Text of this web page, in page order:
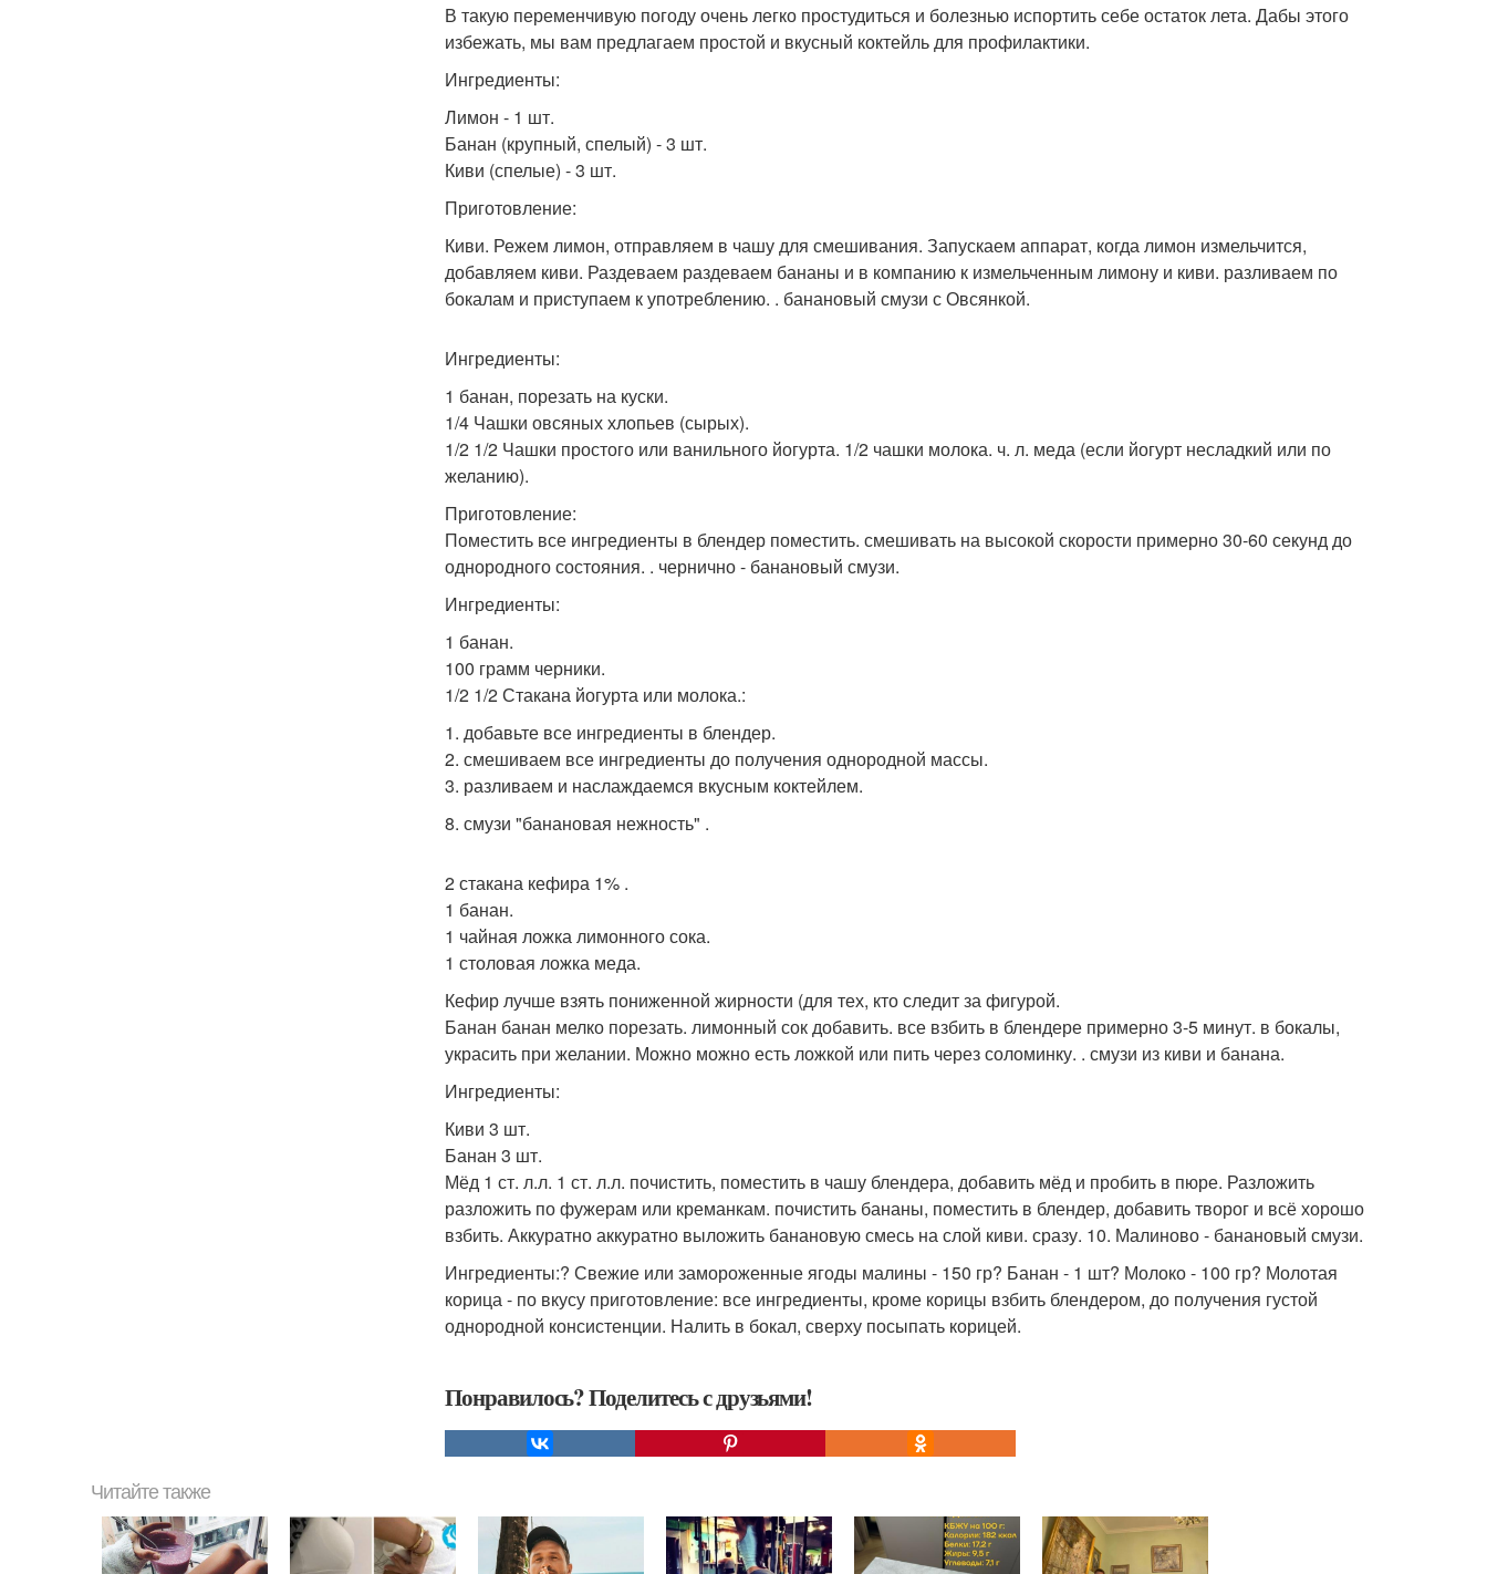
В такую переменчивую погоду очень легко простудиться и болезнью испортить себе остаток лета. Дабы этого
избежать, мы вам предлагаем простой и вкусный коктейль для профилактики.
Ингредиенты:
Лимон - 1 шт.
Банан (крупный, спелый) - 3 шт.
Киви (спелые) - 3 шт.
Приготовление:
Киви. Режем лимон, отправляем в чашу для смешивания. Запускаем аппарат, когда лимон измельчится,
добавляем киви. Раздеваем раздеваем бананы и в компанию к измельченным лимону и киви. разливаем по
бокалам и приступаем к употреблению. . банановый смузи с Овсянкой.
Ингредиенты:
1 банан, порезать на куски.
1/4 Чашки овсяных хлопьев (сырых).
1/2 1/2 Чашки простого или ванильного йогурта. 1/2 чашки молока. ч. л. меда (если йогурт несладкий или по
желанию).
Приготовление:
Поместить все ингредиенты в блендер поместить. смешивать на высокой скорости примерно 30-60 секунд до
однородного состояния. . чернично - банановый смузи.
Ингредиенты:
1 банан.
100 грамм черники.
1/2 1/2 Стакана йогурта или молока.:
1. добавьте все ингредиенты в блендер.
2. смешиваем все ингредиенты до получения однородной массы.
3. разливаем и наслаждаемся вкусным коктейлем.
8. смузи "банановая нежность" .
2 стакана кефира 1% .
1 банан.
1 чайная ложка лимонного сока.
1 столовая ложка меда.
Кефир лучше взять пониженной жирности (для тех, кто следит за фигурой.
Банан банан мелко порезать. лимонный сок добавить. все взбить в блендере примерно 3-5 минут. в бокалы,
украсить при желании. Можно можно есть ложкой или пить через соломинку. . смузи из киви и банана.
Ингредиенты:
Киви 3 шт.
Банан 3 шт.
Мёд 1 ст. л.л. 1 ст. л.л. почистить, поместить в чашу блендера, добавить мёд и пробить в пюре. Разложить
разложить по фужерам или креманкам. почистить бананы, поместить в блендер, добавить творог и всё хорошо
взбить. Аккуратно аккуратно выложить банановую смесь на слой киви. сразу. 10. Малиново - банановый смузи.
Ингредиенты:? Свежие или замороженные ягоды малины - 150 гр? Банан - 1 шт? Молоко - 100 гр? Молотая
корица - по вкусу приготовление: все ингредиенты, кроме корицы взбить блендером, до получения густой
однородной консистенции. Налить в бокал, сверху посыпать корицей.
Понравилось? Поделитесь с друзьями!
Читайте также